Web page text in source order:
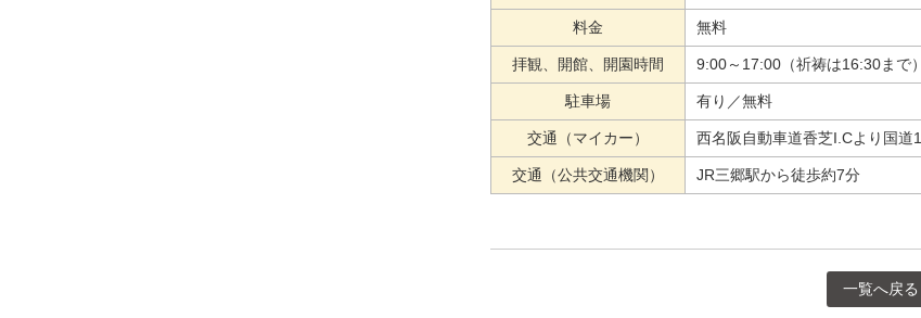
料金 無料
拝観、開館、開園時間 9:00～17:00（祈祷は16:30まで）
駐車場 有り／無料
交通（マイカー） 西名阪自動車道香芝I.Cより国
交通（公共交通機関） JR三郷駅から徒歩約7分
一覧へ戻る